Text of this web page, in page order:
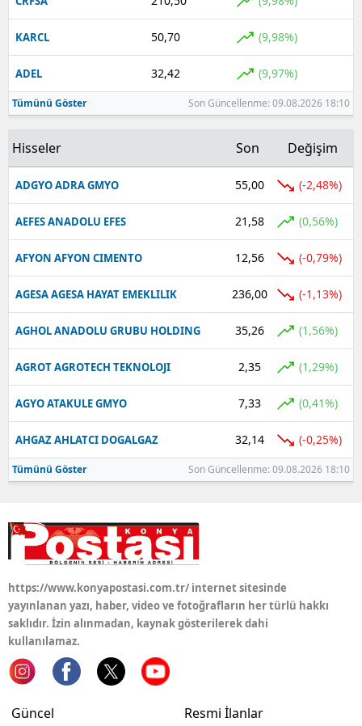
Batman
Şırnak
Bartın
Yalova
Karabük
Kilis
Osmaniye
Düzce
KARCL 50,70 (9,98%)
ADEL 32,42 (9,97%)
Tümünü Göster Son Güncellenme: 09.08.2026 18:10
Hisseler Son Değişim
ADGYO ADRA GMYO 55,00 (-2,48%)
AEFES ANADOLU EFES 21,58 (0,56%)
AFYON AFYON CIMENTO 12,56 (-0,79%)
AGESA AGESA HAYAT EMEKLILIK 236,00 (-1,13%)
AGHOL ANADOLU GRUBU HOLDING 35,26 (1,56%)
AGROT AGROTECH TEKNOLOJI 2,35 (1,29%)
AGYO ATAKULE GMYO 7,33 (0,41%)
AHGAZ AHLATCI DOGALGAZ 32,14 (-0,25%)
Tümünü Göster Son Güncellenme: 09.08.2026 18:10
https://www.konyapostasi.com.tr/ internet sitesinde
yayınlanan yazı, haber, video ve fotoğrafların her türlü hakkı
saklıdır. İzin alınmadan, kaynak gösterilerek dahi
kullanılamaz.
Güncel
Resmi İlanlar